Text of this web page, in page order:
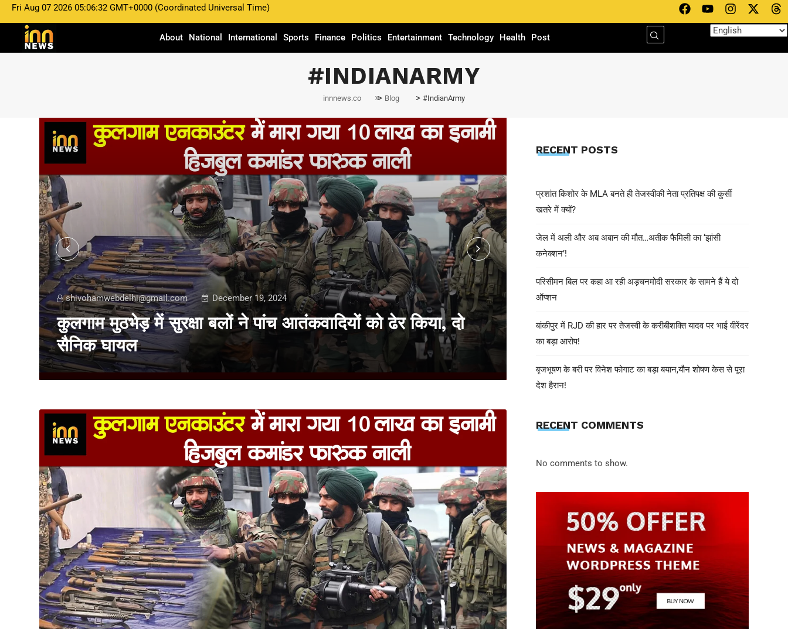
Fri Aug 07 2026 05:06:32 GMT+0000 (Coordinated Universal Time)
About National International Sports Finance Politics Entertainment Technology Health Post
#INDIANARMY
innnews.co > Blog > #IndianArmy
shivohamwebdelhi@gmail.com December 19, 2024
कुलगाम मुठभेड़ में सुरक्षा बलों ने पांच आतंकवादियों को ढेर किया, दो
सैनिक घायल
shivohamwebdelhi@gmail.com
कुलगाम मुठभेड़ में सुरक्षा बलों ने पांच
सैनिक घायल
RECENT POSTS
प्रशांत किशोर के MLA बनते ही तेजस्वीकी नेता प्रतिपक्ष की कुर्सी
खतरे में क्यों?
जेल में अली और अब अबान की मौत…अतीक फैमिली का ‘झांसी
कनेक्शन’!
परिसीमन बिल पर कहा आ रही अड़चनमोदी सरकार के सामने हैं ये दो
ऑप्शन
बांकीपुर में RJD की हार पर तेजस्वी के करीबीशक्ति यादव पर भाई वीरेंदर
का बड़ा आरोप!
बृजभूषण के बरी पर विनेश फोगाट का बड़ा बयान,यौन शोषण केस से पूरा
देश हैरान!
RECENT COMMENTS
No comments to show.